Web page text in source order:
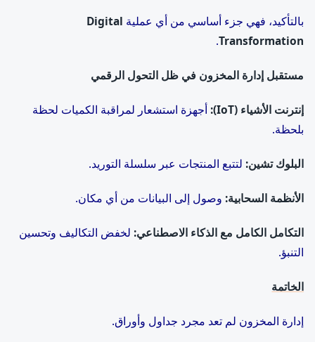
بالتأكيد، فهي جزء أساسي من أي عملية Digital
Transformation
.
مستقبل إدارة المخزون في ظل التحول الرقمي
إنترنت الأشياء (IoT):
أجهزة استشعار لمراقبة الكميات لحظة
بلحظة.
البلوك تشين: لتتبع المنتجات عبر سلسلة التوريد.
الأنظمة السحابية: وصول إلى البيانات من أي مكان.
التكامل الكامل مع الذكاء الاصطناعي: لخفض التكاليف وتحسين
التنبؤ.
الخاتمة
إدارة المخزون لم تعد مجرد جداول وأوراق.